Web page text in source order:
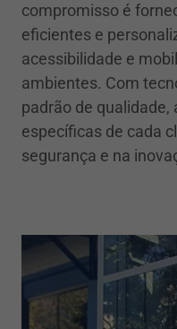
compromisso é
eficientes e
acessibilidade e
ambientes. Com
padrão de
específicas de cada
segurança e na